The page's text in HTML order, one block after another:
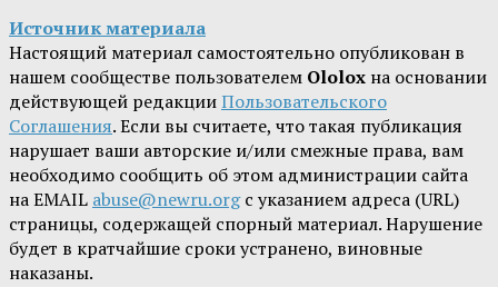
Источник материала
Настоящий материал самостоятельно опубликован в
нашем сообществе пользователем Ololox на основании
действующей редакцииПользовательского
Соглашения. Если вы считаете, что такая публикация
нарушает ваши авторские и/или смежные права, вам
необходимо сообщить об этом администрации сайта
на EMAIL abuse@newru.orgс указанием адреса (URL)
страницы, содержащей спорный материал. Нарушение
будет в кратчайшие сроки устранено, виновные
наказаны.